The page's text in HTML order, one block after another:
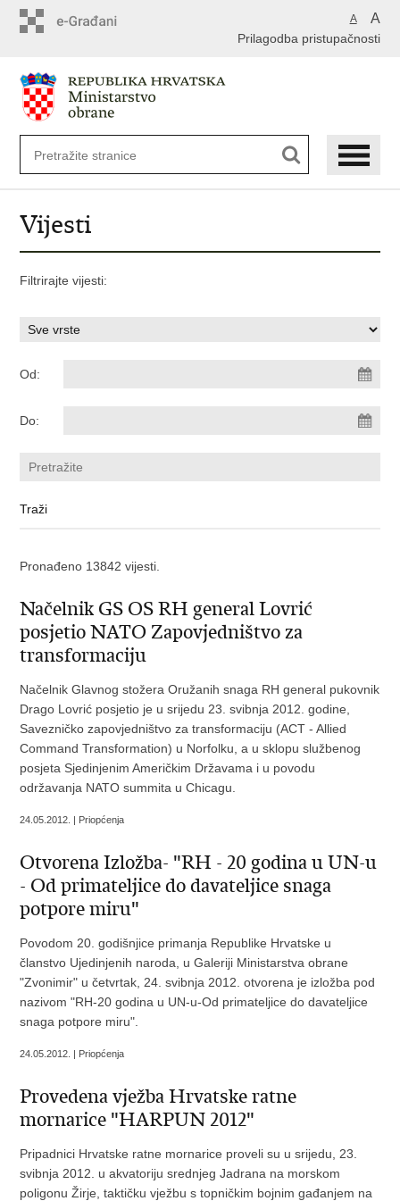
A A
Prilagodba pristupačnosti
Vijesti
Filtrirajte vijesti:
Od:
Do:
Pronađeno 13842 vijesti.
Načelnik GS OS RH general Lovrić
posjetio NATO Zapovjedništvo za
transformaciju
Načelnik Glavnog stožera Oružanih snaga RH general pukovnik
Drago Lovrić posjetio je u srijedu 23. svibnja 2012. godine,
Savezničko zapovjedništvo za transformaciju (ACT - Allied
Command Transformation) u Norfolku, a u sklopu službenog
posjeta Sjedinjenim Američkim Državama i u povodu
održavanja NATO summita u Chicagu.
24.05.2012. | Priopćenja
Otvorena Izložba- "RH - 20 godina u UN-u
- Od primateljice do davateljice snaga
potpore miru"
Povodom 20. godišnjice primanja Republike Hrvatske u
članstvo Ujedinjenih naroda, u Galeriji Ministarstva obrane
"Zvonimir" u četvrtak, 24. svibnja 2012. otvorena je izložba pod
nazivom "RH-20 godina u UN-u-Od primateljice do davateljice
snaga potpore miru".
24.05.2012. | Priopćenja
Provedena vježba Hrvatske ratne
mornarice "HARPUN 2012"
Pripadnici Hrvatske ratne mornarice proveli su u srijedu, 23.
svibnja 2012. u akvatoriju srednjeg Jadrana na morskom
poligonu Žirje, taktičku vježbu s topničkim bojnim gađanjem na